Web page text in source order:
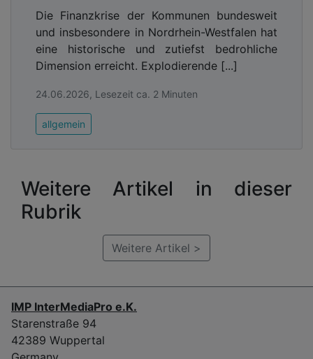
Die Finanzkrise der Kommunen bundesweit
und insbesondere in Nordrhein-Westfalen hat
eine historische und zutiefst bedrohliche
Dimension erreicht. Explodierende [...]
24.06.2026, Lesezeit ca. 2 Minuten
allgemein
Weitere Artikel in dieser
Rubrik
Weitere Artikel >
IMP InterMediaPro e.K.
Starenstraße 94
42389 Wuppertal